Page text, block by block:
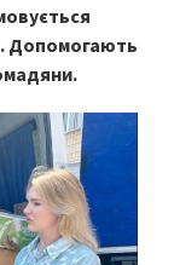
Допомогають